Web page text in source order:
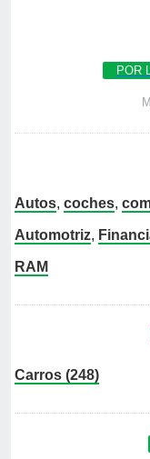
POR
Autos, coches,
Automotriz,
RAM
Carros (248)